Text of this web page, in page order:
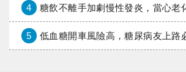
4 糖飲不離手加劇慢性發炎，當心老化與
5 低血糖開車風險高，糖尿病友上路